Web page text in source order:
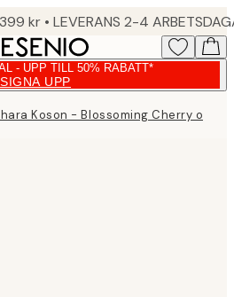
kr • LEVERANS 2-4
- UPP TILL 50% RABATT*
SIGNA UPP
Koson - Blossoming Cherry on a